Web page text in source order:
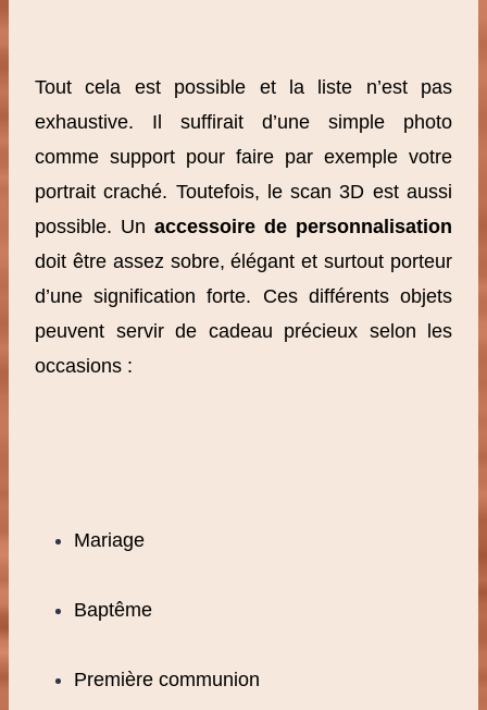
Tout cela est possible et la liste n’est pas
exhaustive. Il suffirait d’une simple photo
comme support pour faire par exemple votre
portrait craché. Toutefois, le scan 3D est aussi
possible. Un accessoire de personnalisation
doit être assez sobre, élégant et surtout porteur
d’une signification forte. Ces différents objets
peuvent servir de cadeau précieux selon les
occasions :
Mariage
Baptême
Première communion